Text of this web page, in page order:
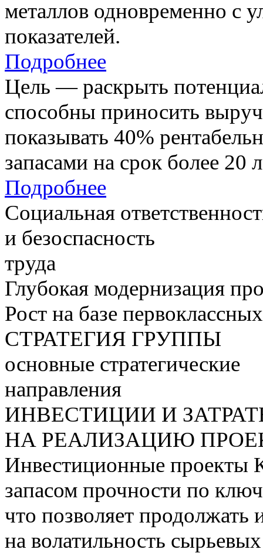
металлов одновременно с
показателей.
Подробнее
Цель — раскрыть
способны приносить
показывать 40%
запасами на срок более 20
Подробнее
Социальная
и безоспасность
труда
Глубокая модернизация
Рост на базе
СТРАТЕГИЯ ГРУППЫ
основные стратегические
направления
ИНВЕСТИЦИИ И
НА РЕАЛИЗАЦИЮ
Инвестиционные проекты
запасом прочности по
что позволяет продолжать
на волатильность